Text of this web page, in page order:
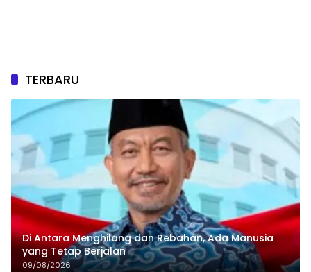
TERBARU
Di Antara Menghilang dan Rebahan, Ada Manusia
yang Tetap Berjalan
09/08/2026